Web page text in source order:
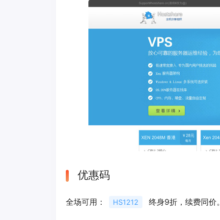
优惠码
全场可用： HS1212 终身9折，续费同价